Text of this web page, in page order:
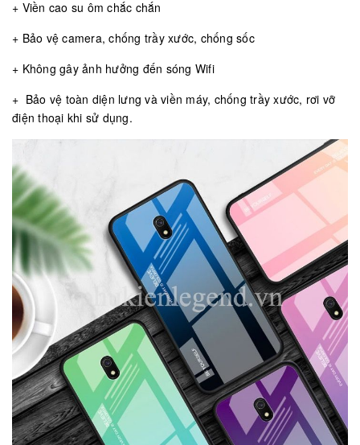
+ Viền cao su ôm chắc chắn
+ Bảo vệ camera, chống trầy xước, chống sốc
+ Không gây ảnh hưởng đến sóng Wifi
+ Bảo vệ toàn diện lưng và viền máy, chống trầy xước, rơi vỡ
điện thoại khi sử dụng.